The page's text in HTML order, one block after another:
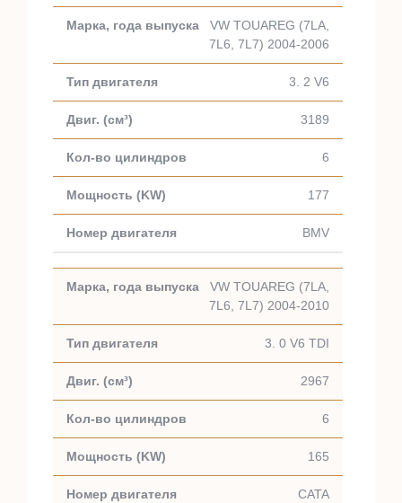
VW TOUAREG (7LA,
7L6, 7L7) 2004-2006
3. 2 V6
3189
6
177
BMV
VW TOUAREG (7LA,
7L6, 7L7) 2004-2010
3. 0 V6 TDI
2967
6
165
CATA